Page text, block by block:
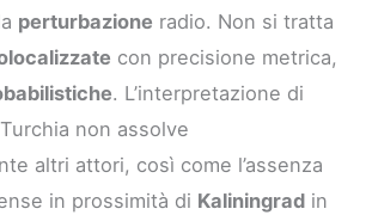
perturbazione radio. Non si tratta
con precisione metrica,
. L’interpretazione di
non assolve
altri attori, così come l’assenza
in prossimità di Kaliningrad in